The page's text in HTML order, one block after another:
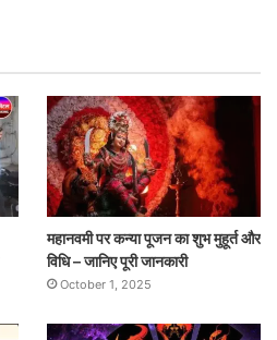
महानवमी पर कन्या पूजन का शुभ मुहूर्त और
विधि – जानिए पूरी जानकारी
October 1, 2025